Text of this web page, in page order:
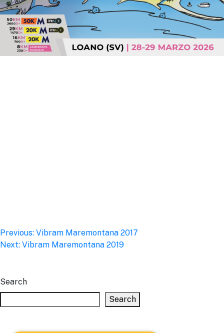
Post
Previous: Vibram Maremontana 2017
Next: Vibram Maremontana 2019
Search
Search